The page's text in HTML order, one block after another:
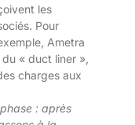
les
Pour
Ametra
« duct liner »,
charges aux
: après